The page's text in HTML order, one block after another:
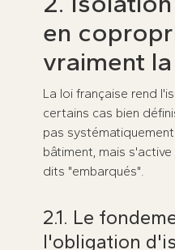
en
vraiment
La loi française rend
certains cas bien
pas
bâtiment, mais
dits "embarqués".
2.1. Le
l'obligation